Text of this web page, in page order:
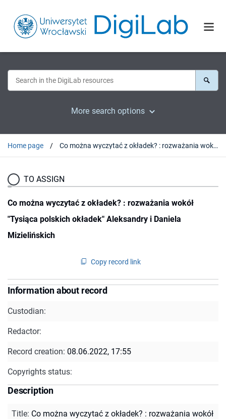
More search options
Home page Co można wyczytać z okładek? : rozważania wokół "Tysiąca polskich okładek" Aleksandry i Daniela Mizielińskich
TO ASSIGN
Co można wyczytać z okładek? : rozważania wokół
"Tysiąca polskich okładek" Aleksandry i Daniela
Mizielińskich
Copy record link
Information about record
Custodian:
Redactor:
Record creation: 08.06.2022, 17:55
Copyrights status:
Description
Title: Co można wyczytać z okładek? : rozważania wokół